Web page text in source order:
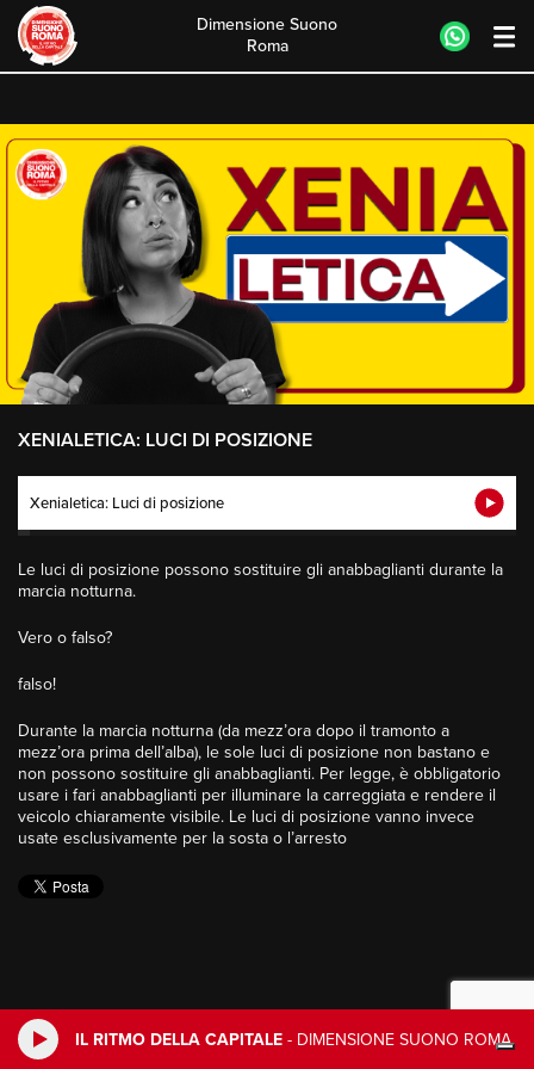
IL RITMO DELLA CAPITALE - DIMENSIONE SUONO ROMA
content
Dimensione Suono
Roma
XENIALETICA: LUCI DI POSIZIONE
Xenialetica: Luci di posizione
Le luci di posizione possono sostituire gli anabbaglianti durante la
marcia notturna.
Vero o falso?
falso!
Durante la marcia notturna (da mezz’ora dopo il tramonto a
mezz’ora prima dell’alba), le sole luci di posizione non bastano e
non possono sostituire gli anabbaglianti. Per legge, è obbligatorio
usare i fari anabbaglianti per illuminare la carreggiata e rendere il
veicolo chiaramente visibile. Le luci di posizione vanno invece
usate esclusivamente per la sosta o l’arresto